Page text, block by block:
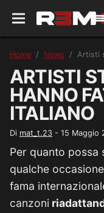
Home News Artisti
ARTISTI
HANNO
ITALIANO
Di mat_t.23 - 15 Maggio
Per quanto possa
qualche
fama
canzoni